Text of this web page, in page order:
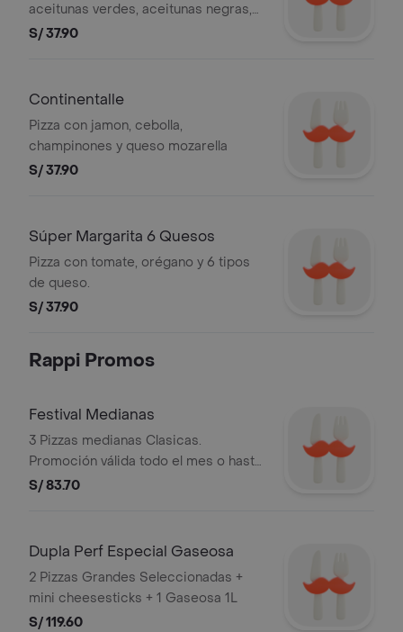
aceitunas verdes, aceitunas negras,
champinones, queso mozzarella y
S/ 37.90
Continentalle
Pizza con jamon, cebolla,
champinones y queso mozarella
S/ 37.90
Súper Margarita 6 Quesos
Pizza con tomate, orégano y 6 tipos
de queso.
S/ 37.90
Rappi Promos
Festival Medianas
3 Pizzas medianas Clasicas.
Promoción válida todo el mes o hasta
agotar stock, exclusivamente por
promociones. RUC: 20505897812
S/ 83.70
Dupla Perf Especial Gaseosa
2 Pizzas Grandes Seleccionadas +
mini cheesesticks + 1 Gaseosa 1L
S/ 119.60